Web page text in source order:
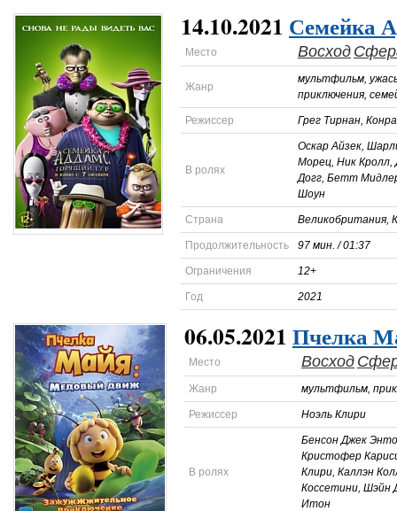
14.10.2021 Семейка
Место Восход
Жанр
мультфильм,
приключения,
Режиссер Грег Тирнан,
В ролях
Оскар Айзек,
Морец, Ник
Догг, Бетт
Шоун
Страна Великобритания,
Продолжительность 97 мин. / 01:37
Ограничения 12+
Год 2021
06.05.2021Пчелка
Место Восход
Жанр мультфильм,
Режиссер Ноэль Клири
В ролях
Бенсон Джек
Кристофер
Клири, Каллэн
Коссетини, Шэйн
Итон